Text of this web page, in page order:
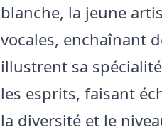
blanche, la jeune
vocales, enchaînant
illustrent sa
les esprits, faisant
la diversité et le